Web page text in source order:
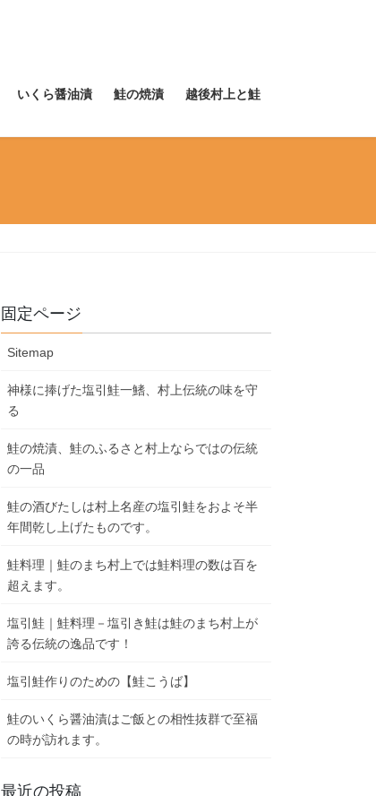
いくら醤油漬 鮭の焼漬 越後村上と鮭
固定ページ
Sitemap
神様に捧げた塩引鮭一鰭、村上伝統の味を守
る
鮭の焼漬、鮭のふるさと村上ならではの伝統
の一品
鮭の酒びたしは村上名産の塩引鮭をおよそ半
年間乾し上げたものです。
鮭料理｜鮭のまち村上では鮭料理の数は百を
超えます。
塩引鮭｜鮭料理－塩引き鮭は鮭のまち村上が
誇る伝統の逸品です！
塩引鮭作りのための【鮭こうば】
鮭のいくら醤油漬はご飯との相性抜群で至福
の時が訪れます。
最近の投稿